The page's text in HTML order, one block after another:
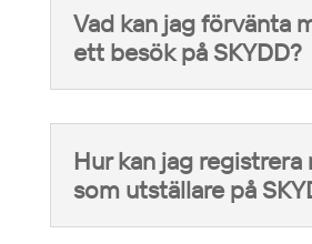
Vad kan jag förvänta
ett besök på SKYDD?
Hur kan jag registrera
som utställare på